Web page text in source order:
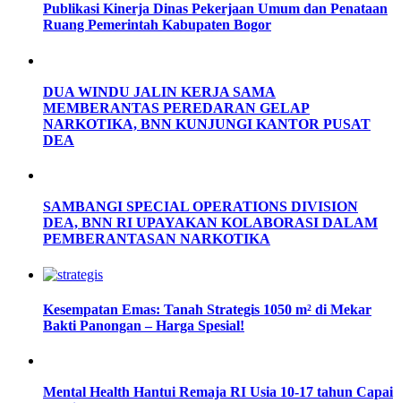
Publikasi Kinerja Dinas Pekerjaan Umum dan Penataan
Ruang Pemerintah Kabupaten Bogor
DUA WINDU JALIN KERJA SAMA
MEMBERANTAS PEREDARAN GELAP
NARKOTIKA, BNN KUNJUNGI KANTOR PUSAT
DEA
SAMBANGI SPECIAL OPERATIONS DIVISION
DEA, BNN RI UPAYAKAN KOLABORASI DALAM
PEMBERANTASAN NARKOTIKA
Kesempatan Emas: Tanah Strategis 1050 m² di Mekar
Bakti Panongan – Harga Spesial!
Mental Health Hantui Remaja RI Usia 10-17 tahun Capai